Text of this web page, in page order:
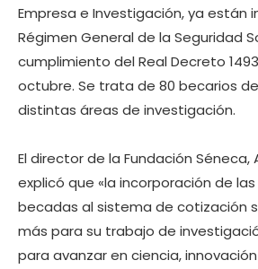
Empresa e Investigación, ya están
Régimen General de la Seguridad
cumplimiento del Real Decreto
octubre. Se trata de 80 becarios
distintas áreas de investigación.
El director de la Fundación Séneca,
explicó que «la incorporación de
becadas al sistema de cotización
más para su trabajo de
para avanzar en ciencia,